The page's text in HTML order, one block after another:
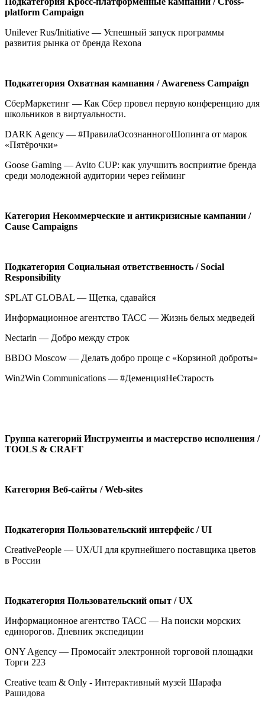
platform Campaign
Unilever Rus/Initiative — Успешный запуск программы
развития рынка от бренда Rexona
Подкатегория Охватная кампания / Awareness Campaign
СберМаркетинг — Как Сбер провел первую конференцию для
школьников в виртуальности.
DARK Agency — #ПравилаОсознанногоШопинга от марок
«Пятёрочки»
Goose Gaming — Avito CUP: как улучшить восприятие бренда
среди молодежной аудитории через гейминг
Категория Некоммерческие и антикризисные кампании /
Cause Сampaigns
Подкатегория Социальная ответственность /Social
Responsibility
SPLAT GLOBAL — Щетка, сдавайся
Информационное агентство ТАСС — Жизнь белых медведей
Nectarin — Добро между строк
BBDO Moscow — Делать добро проще с «Корзиной доброты»
Win2Win Communications — #ДеменцияНеСтарость
Группа категорий Инструменты и мастерство исполнения /
TOOLS & CRAFT
Категория Веб-сайты /Web-sites
Подкатегория Пользовательский интерфейс /UI
CreativePeople — UX/UI для крупнейшего поставщика цветов
в России
Подкатегория Пользовательский опыт /UX
Информационное агентство ТАСС — На поиски морских
единорогов. Дневник экспедиции
ONY Agency — Промосайт электронной торговой площадки
Торги 223
Creative team & Only - Интерактивный музей Шарафа
Рашидова